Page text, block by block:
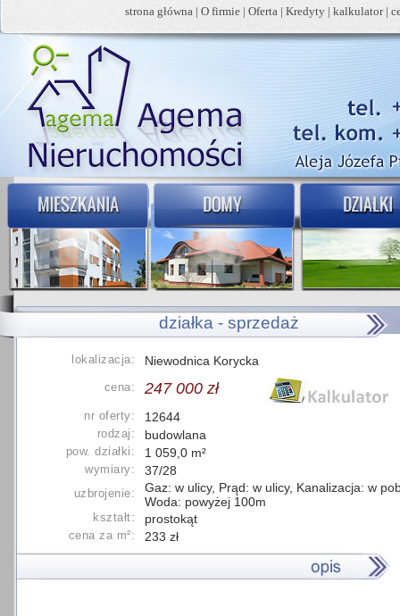
strona główna | O firmie | Oferta | Kredyty | kalkulator|
działka - sprzedaż
lokalizacja: Niewodnica Korycka
cena: 247 000 zł
nr oferty: 12644
rodzaj: budowlana
pow. działki: 1 059,0 m²
wymiary: 37/28
uzbrojenie:
Gaz: w ulicy, Prąd: w ulicy, Kanalizacja: w
Woda: powyżej 100m
kształt: prostokąt
cena za m²: 233 zł